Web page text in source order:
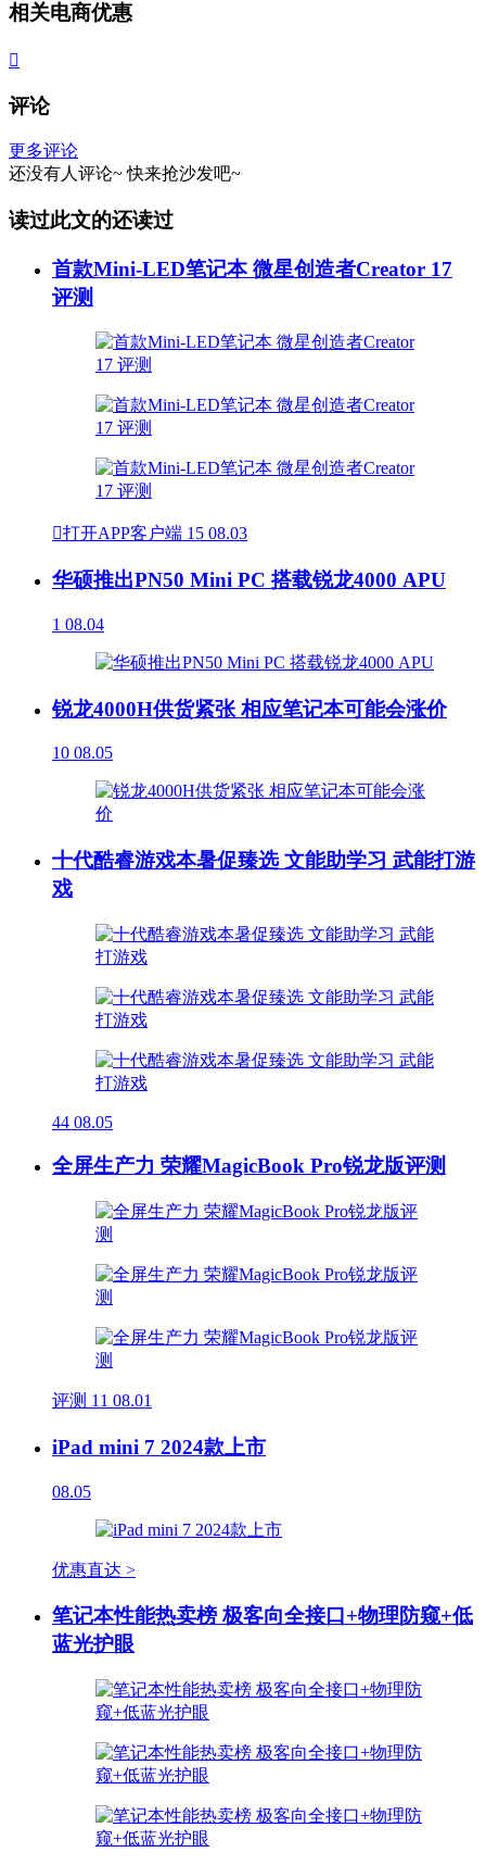
相关电商优惠

评论
更多评论
还没有人评论~ 快来抢沙发吧~
读过此文的还读过
首款Mini-LED笔记本 微星创造者Creator 17
评测
打开APP客户端 15 08.03
华硕推出PN50 Mini PC 搭载锐龙4000 APU
1 08.04
锐龙4000H供货紧张 相应笔记本可能会涨价
10 08.05
十代酷睿游戏本暑促臻选 文能助学习 武能打游
戏
44 08.05
全屏生产力 荣耀MagicBook Pro锐龙版评测
评测 11 08.01
iPad mini 7 2024款上市
08.05
优惠直达 >
笔记本性能热卖榜 极客向全接口+物理防窥+低
蓝光护眼